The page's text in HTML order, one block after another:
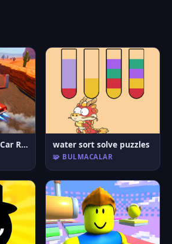
Drive and Dodge: Car Racing 3D water sort solve puzzles
🧩 BULMACALAR